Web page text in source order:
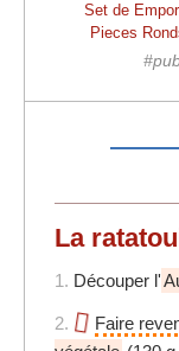
Set de
Pieces
La
1. Découper l'
2. Faire